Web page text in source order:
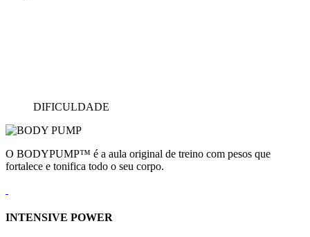
DIFICULDADE
O BODYPUMP™ é a aula original de treino com pesos que
fortalece e tonifica todo o seu corpo.
INTENSIVE POWER